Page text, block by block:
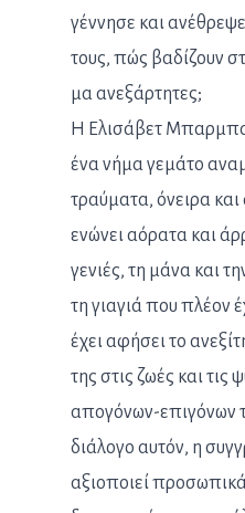
γέννησε και
τους, πώς βαδίζουν
μα ανεξάρτητες;
Η Ελισάβετ
ένα νήμα γεμάτο
τραύματα, όνειρα
ενώνει αόρατα και
γενιές, τη μάνα και
τη γιαγιά που πλέον
έχει αφήσει το
της στις ζωές και τις
απογόνων-επιγόνων
διάλογο αυτόν, η
αξιοποιεί